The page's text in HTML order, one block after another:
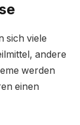
sich viele
andere
werden
einen